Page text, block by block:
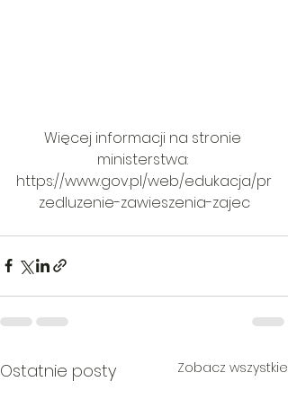
Więcej informacji na stronie
ministerstwa:
https://www.gov.pl/web/edukacja/pr
zedluzenie-zawieszenia-zajec
Ostatnie posty Zobacz wszystkie